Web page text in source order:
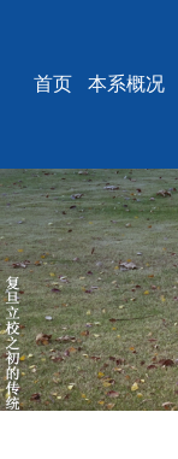
首页 本系概况